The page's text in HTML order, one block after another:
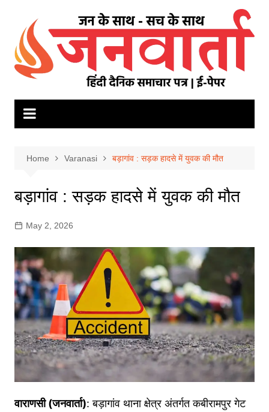
content
Home Varanasi बड़ागांव : सड़क हादसे में युवक की मौत
बड़ागांव : सड़क हादसे में युवक की मौत
May 2, 2026
वाराणसी (जनवार्ता): बड़ागांव थाना क्षेत्र अंतर्गत कबीरामपुर गेट